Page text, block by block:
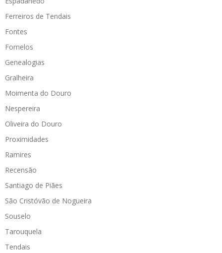
Ferreiros de Tendais
Fontes
Fornelos
Genealogias
Gralheira
Moimenta do Douro
Nespereira
Oliveira do Douro
Proximidades
Ramires
Recensão
Santiago de Piães
São Cristóvão de Nogueira
Souselo
Tarouquela
Tendais